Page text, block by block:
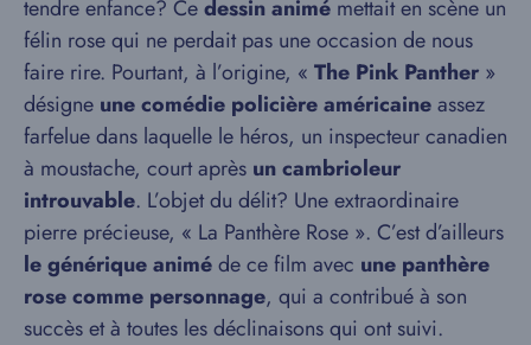
tendre enfance? Cedessin animé mettait en scène un
félin rose qui ne perdait pas une occasion de nous
faire rire. Pourtant, à l’origine, « The Pink Panther »
désigne une comédie policière américaineassez
farfelue dans laquelle le héros, un inspecteur canadien
à moustache, court après un cambrioleur
introuvable. L’objet du délit? Une extraordinaire
pierre précieuse, « La Panthère Rose ». C’est d’ailleurs
le générique animéde ce film avec une panthère
rose comme personnage, qui a contribué à son
succès et à toutes les déclinaisons qui ont suivi.